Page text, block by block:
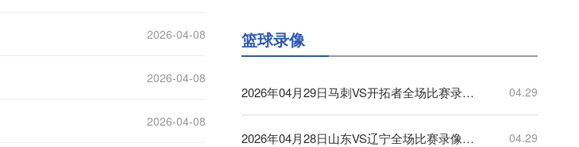
2026-04-08
2026-04-08
2026-04-08
篮球录像
2026年04月29日马刺VS开拓者全场比赛录像回放 04.29
2026年04月28日山东VS辽宁全场比赛录像回放 04.29